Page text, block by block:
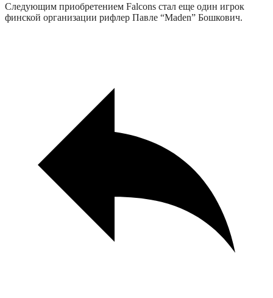
Следующим приобретением Falcons стал еще один игрок
финской организации рифлер Павле “Maden” Бошкович.